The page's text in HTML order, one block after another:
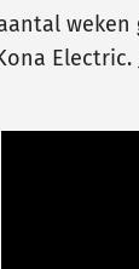
weken
Electric.